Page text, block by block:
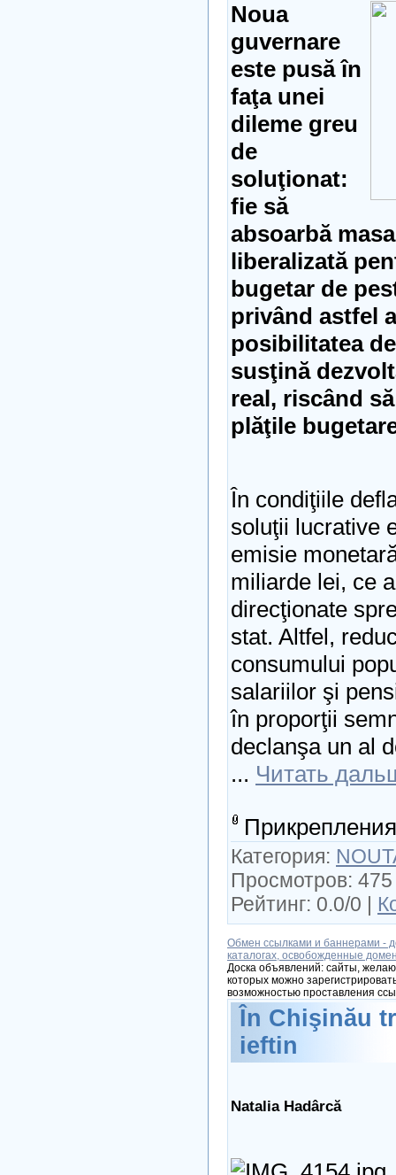
Noua
guvernare
este pusă în
faţa unei
dileme greu
de
soluţionat:
fie să
absoarbă
liberalizată
bugetar de
privând astfel
posibilitatea
susţină
real, riscând
plăţile
În condiţiile
soluţii lucrative
emisie
miliarde lei, ce
direcţionate
stat. Altfel,
consumului
salariilor şi
în proporţii
declanşa un al
... Читать
Категория:
Просмотров:
Рейтинг: 0.0/0 |
Обмен ссылками и баннерами -
каталогах, освобожденные
Доска объявлений: сайты,
которых можно
возможностью проставления
În Chişinău
ieftin
Natalia Hadârcă